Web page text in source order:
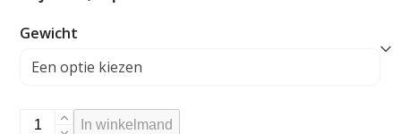
Gewicht
Belegen
In winkelmand